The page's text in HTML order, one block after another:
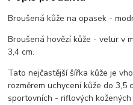
Broušená kůže na opasek -
Broušená hovězí kůže - velur v
3,4 cm.
Tato nejčastější šířka kůže je
rozměrem uchycení kůže do 3,5
sportovních - riflových kožených